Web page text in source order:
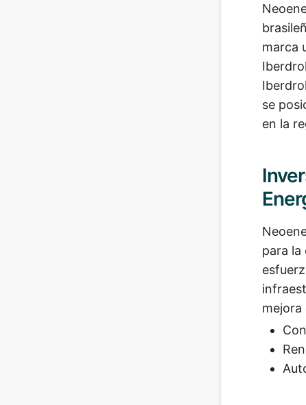
marca
se
en la
para la
mejora